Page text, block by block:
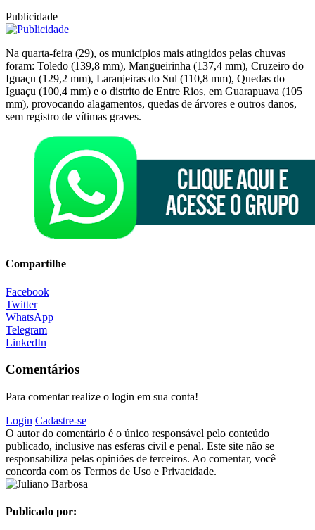
Publicidade
Na quarta-feira (29), os municípios mais atingidos pelas chuvas
foram: Toledo (139,8 mm), Mangueirinha (137,4 mm), Cruzeiro do
Iguaçu (129,2 mm), Laranjeiras do Sul (110,8 mm), Quedas do
Iguaçu (100,4 mm) e o distrito de Entre Rios, em Guarapuava (105
mm), provocando alagamentos, quedas de árvores e outros danos,
sem registro de vítimas graves.
Compartilhe
Facebook
Twitter
WhatsApp
Telegram
LinkedIn
Comentários
Para comentar realize o login em sua conta!
Login Cadastre-se
O autor do comentário é o único responsável pelo conteúdo
publicado, inclusive nas esferas civil e penal. Este site não se
responsabiliza pelas opiniões de terceiros. Ao comentar, você
concorda com os Termos de Uso e Privacidade.
Publicado por: